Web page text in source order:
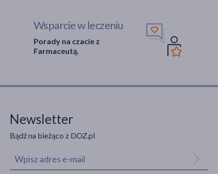
Wsparcie w leczeniu
Porady na czacie z
Farmaceutą.
Newsletter
Bądź na bieżąco z DOZ.pl